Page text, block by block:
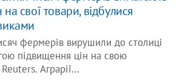
свої товари, відбулися
фермерів вирушили до столиці
підвищення цін на свою
Аграрії…